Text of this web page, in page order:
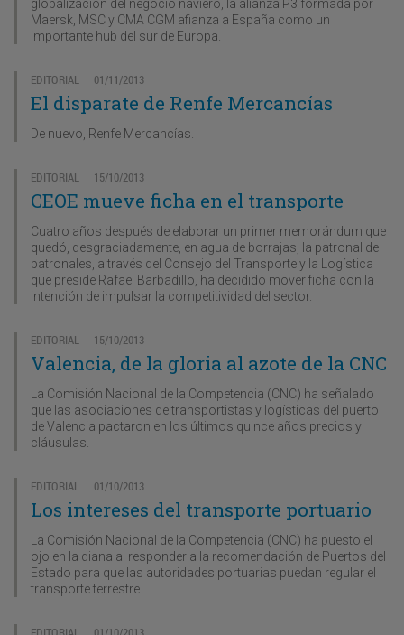
globalización del negocio naviero, la alianza P3 formada por
Maersk, MSC y CMA CGM afianza a España como un
importante hub del sur de Europa.
EDITORIAL | 01/11/2013
El disparate de Renfe Mercancías
De nuevo, Renfe Mercancías.
EDITORIAL | 15/10/2013
CEOE mueve ficha en el transporte
Cuatro años después de elaborar un primer memorándum que
quedó, desgraciadamente, en agua de borrajas, la patronal de
patronales, a través del Consejo del Transporte y la Logística
que preside Rafael Barbadillo, ha decidido mover ficha con la
intención de impulsar la competitividad del sector.
EDITORIAL | 15/10/2013
Valencia, de la gloria al azote de la CNC
La Comisión Nacional de la Competencia (CNC) ha señalado
que las asociaciones de transportistas y logísticas del puerto
de Valencia pactaron en los últimos quince años precios y
cláusulas.
EDITORIAL | 01/10/2013
Los intereses del transporte portuario
La Comisión Nacional de la Competencia (CNC) ha puesto el
ojo en la diana al responder a la recomendación de Puertos del
Estado para que las autoridades portuarias puedan regular el
transporte terrestre.
|